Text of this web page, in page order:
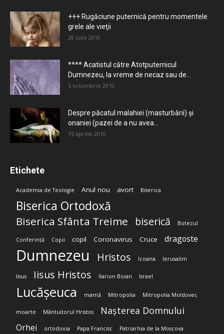
+++ Rugăciune puternică pentru momentele
grele ale vieţii
28 iulie 2010
**** Acatistul către Atotputernicul
Dumnezeu, la vreme de necaz sau de...
5 octombrie 2010
Despre păcatul malahiei (masturbării) şi
onaniei (pazei de a nu avea...
15 aprilie 2010
Etichete
Academia de Teologie Anul nou avort Biserica
Biserica Ortodoxă
Biserica Sfânta Treime biserică Botezul
Conferință Copii copil Coronavirus Cruce dragoste
Dumnezeu Hristos Icoana Ierusalim
Iisus Iisus Hristos Ilarion Boian Israel
Lucășeuca mamă Mitropolia Mitropolia Moldovei;
moarte Mântuitorul Hristos Nașterea Domnului
Orhei ortodoxia Papa Francisc Patriarhia de la Moscova